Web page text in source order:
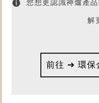
您想更認識神爐產
解
前往 ➔ 環保